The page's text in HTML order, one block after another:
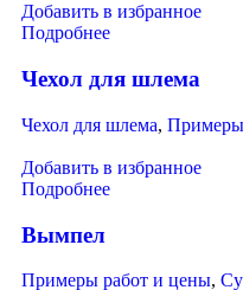
Добавить в избранное
Подробнее
Чехол для шлема
Чехол для шлема,
Добавить в избранное
Подробнее
Вымпел
Примеры работ и цены,